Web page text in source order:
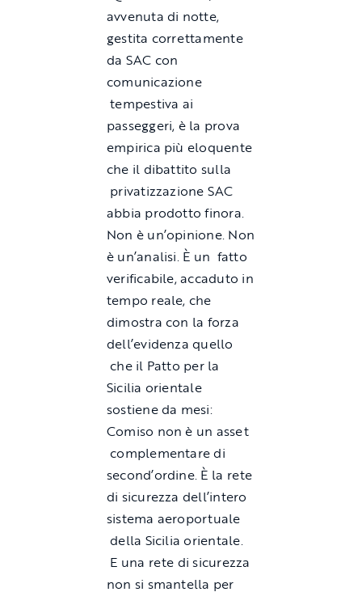
avvenuta di notte,
gestita correttamente
da SAC con
comunicazione
tempestiva ai
passeggeri, è la prova
empirica più eloquente
che il dibattito sulla
privatizzazione SAC
abbia prodotto finora.
Non è un’opinione. Non
è un’analisi. È un fatto
verificabile, accaduto in
tempo reale, che
dimostra con la forza
dell’evidenza quello
che il Patto per la
Sicilia orientale
sostiene da mesi:
Comiso non è un asset
complementare di
second’ordine. È la rete
di sicurezza dell’intero
sistema aeroportuale
della Sicilia orientale.
E una rete di sicurezza
non si smantella per